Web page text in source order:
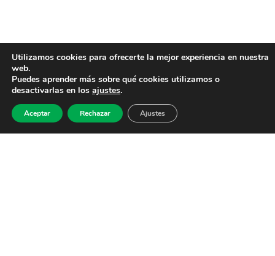
Utilizamos cookies para ofrecerte la mejor experiencia en nuestra
web.
Puedes aprender más sobre qué cookies utilizamos o
desactivarlas en los ajustes.
Aceptar Rechazar Ajustes